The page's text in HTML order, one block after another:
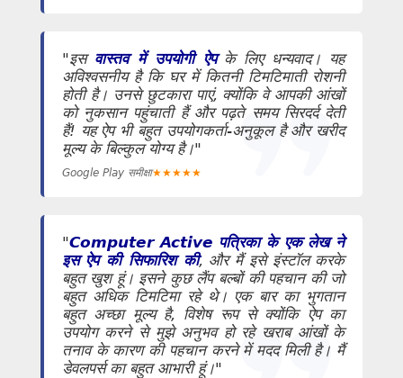
"इस वास्तव में उपयोगी ऐपके लिए धन्यवाद। यह
अविश्वसनीय है कि घर में कितनी टिमटिमाती रोशनी
होती है। उनसे छुटकारा पाएं, क्योंकि वे आपकी आंखों
को नुकसान पहुंचाती हैं और पढ़ते समय सिरदर्द देती
हैं! यह ऐप भी बहुत उपयोगकर्ता-अनुकूल है और खरीद
मूल्य के बिल्कुल योग्य है।"
Google Play समीक्षा★★★★★
"Computer Active पत्रिका के एक लेख ने
इस ऐप की सिफारिश की, और मैं इसे इंस्टॉल करके
बहुत खुश हूं। इसने कुछ लैंप बल्बों की पहचान की जो
बहुत अधिक टिमटिमा रहे थे। एक बार का भुगतान
बहुत अच्छा मूल्य है, विशेष रूप से क्योंकि ऐप का
उपयोग करने से मुझे अनुभव हो रहे खराब आंखों के
तनाव के कारण की पहचान करने में मदद मिली है। मैं
डेवलपर्स का बहुत आभारी हूं।"